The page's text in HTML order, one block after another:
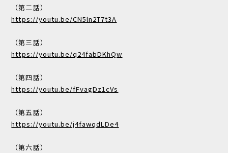
（第二話）
https://youtu.be/CN5ln2T7t3A
（第三話）
https://youtu.be/q24fabDKhQw
（第四話）
https://youtu.be/fFvagDz1cVs
（第五話）
https://youtu.be/j4fawqdLDe4
（第六話）